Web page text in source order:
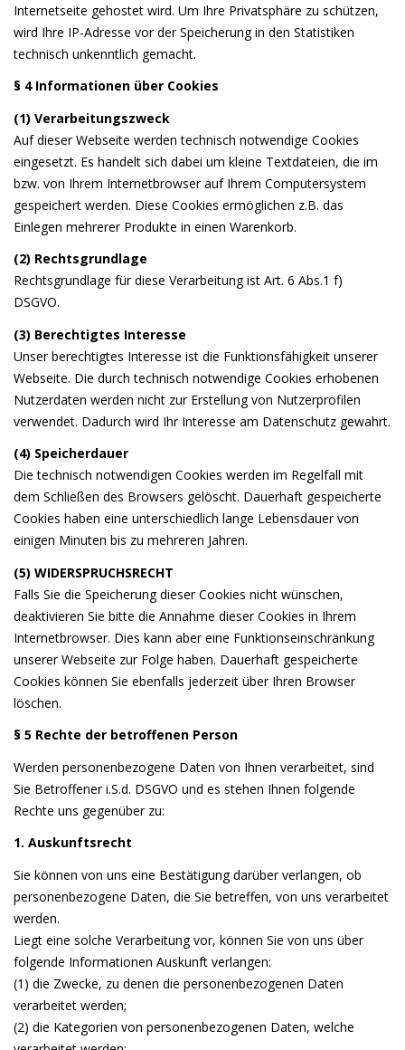
Internetseite gehostet wird. Um Ihre Privatsphäre zu schützen,
wird Ihre IP-Adresse vor der Speicherung in den Statistiken
technisch unkenntlich gemacht.
§ 4 Informationen über Cookies
(1) Verarbeitungszweck
Auf dieser Webseite werden technisch notwendige Cookies
eingesetzt. Es handelt sich dabei um kleine Textdateien, die im
bzw. von Ihrem Internetbrowser auf Ihrem Computersystem
gespeichert werden. Diese Cookies ermöglichen z.B. das
Einlegen mehrerer Produkte in einen Warenkorb.
(2) Rechtsgrundlage
Rechtsgrundlage für diese Verarbeitung ist Art. 6 Abs.1 f)
DSGVO.
(3) Berechtigtes Interesse
Unser berechtigtes Interesse ist die Funktionsfähigkeit unserer
Webseite. Die durch technisch notwendige Cookies erhobenen
Nutzerdaten werden nicht zur Erstellung von Nutzerprofilen
verwendet. Dadurch wird Ihr Interesse am Datenschutz gewahrt.
(4) Speicherdauer
Die technisch notwendigen Cookies werden im Regelfall mit
dem Schließen des Browsers gelöscht. Dauerhaft gespeicherte
Cookies haben eine unterschiedlich lange Lebensdauer von
einigen Minuten bis zu mehreren Jahren.
(5) WIDERSPRUCHSRECHT
Falls Sie die Speicherung dieser Cookies nicht wünschen,
deaktivieren Sie bitte die Annahme dieser Cookies in Ihrem
Internetbrowser. Dies kann aber eine Funktionseinschränkung
unserer Webseite zur Folge haben. Dauerhaft gespeicherte
Cookies können Sie ebenfalls jederzeit über Ihren Browser
löschen.
§ 5 Rechte der betroffenen Person
Werden personenbezogene Daten von Ihnen verarbeitet, sind
Sie Betroffener i.S.d. DSGVO und es stehen Ihnen folgende
Rechte uns gegenüber zu:
1. Auskunftsrecht
Sie können von uns eine Bestätigung darüber verlangen, ob
personenbezogene Daten, die Sie betreffen, von uns verarbeitet
werden.
Liegt eine solche Verarbeitung vor, können Sie von uns über
folgende Informationen Auskunft verlangen:
(1) die Zwecke, zu denen die personenbezogenen Daten
verarbeitet werden;
(2) die Kategorien von personenbezogenen Daten, welche